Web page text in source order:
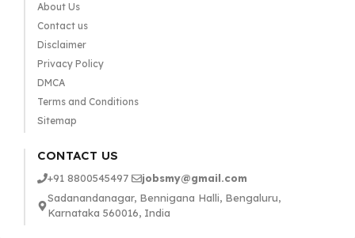
About Us
Contact us
Disclaimer
Privacy Policy
DMCA
Terms and Conditions
Sitemap
CONTACT US
+91 8800545497
jobsmy@gmail.com
Sadanandanagar, Bennigana Halli, Bengaluru,
Karnataka 560016, India